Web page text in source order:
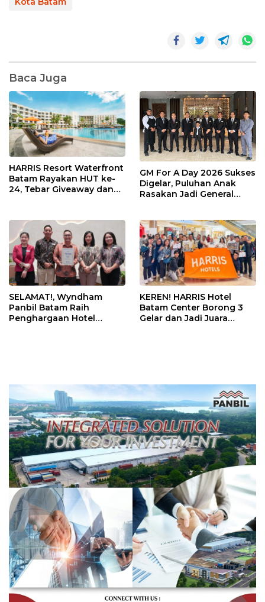
Baca Juga
HARRIS Resort Waterfront
Batam Rayakan HUT ke-
24, Tebar Giveaway dan
GM For A Day 2026 Sukses
Digelar, Puluhan Anak
Rasakan Jadi General
SELAMAT!, Wyndham
Panbil Batam Raih
Penghargaan Hotel
KEREN! HARRIS Hotel
Batam Center Borong 3
Gelar dan Jadi Juara